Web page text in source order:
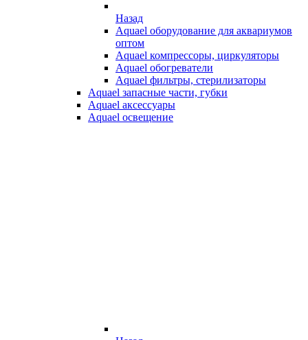
Назад
Aquael оборудование для аквариумов
оптом
Aquael компрессоры, циркуляторы
Aquael обогреватели
Aquael фильтры, стерилизаторы
Aquael запасные части, губки
Aquael аксессуары
Aquael освещение